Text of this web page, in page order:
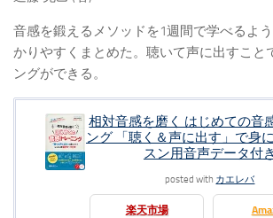
音感を鍛えるメソッドを1週間で学べるよ
かりやすくまとめた。聴いて声に出すこと
ングができる。
相対音感を磨く はじめての音
ング 「聴く＆声に出す」で身
スン用音声データ付き
posted with カエレバ
楽天市場